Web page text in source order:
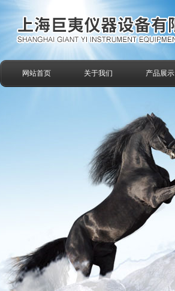
网站首页 关于我们 产品展示